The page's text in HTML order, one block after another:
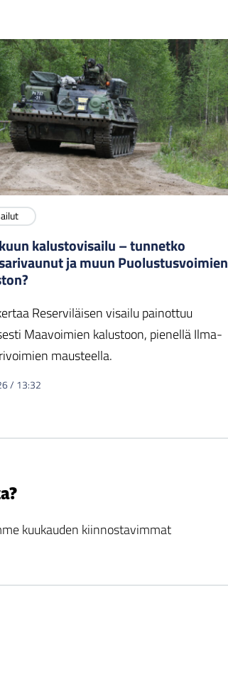
kalustovisailu – tunnetko
ja muun Puolustusvoimien
Reserviläisen visailu painottuu
Maavoimien kalustoon, pienellä Ilma-
mausteella.
/ 13:32
kuukauden kiinnostavimmat